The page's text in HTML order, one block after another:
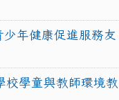
年健康促進服務友
校學童與教師環境教